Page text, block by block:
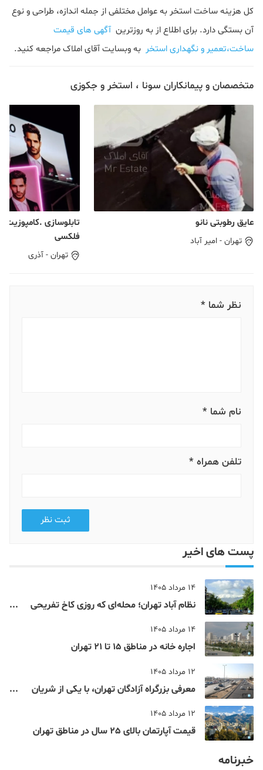
کل هزینه ساخت استخر به عوامل مختلفی از جمله اندازه، طراحی و نوع
آن بستگی دارد. برای اطلاع از به روزترین آگهی های قیمت
ساخت،تعمیر و نگهداری استخر به وبسایت آقای املاک مراجعه کنید.
متخصصان و پیمانکاران سونا ، استخر و جکوزی
عایق رطوبتی نانو
تهران - امیر آباد
تابلوسازی
فلکسی
تهران - آذری
نظر شما *
نام شما *
تلفن همراه *
ثبت نظر
پست های اخیر
14 مرداد 1405
نظام‌ آباد تهران؛ محله‌ای که روزی کاخ تفریحی
14 مرداد 1405
اجاره خانه در مناطق 15 تا 21 تهران
12 مرداد 1405
معرفی بزرگراه آزادگان تهران، با یکی از شریان
12 مرداد 1405
قیمت آپارتمان بالای 25 سال در مناطق تهران
خبرنامه